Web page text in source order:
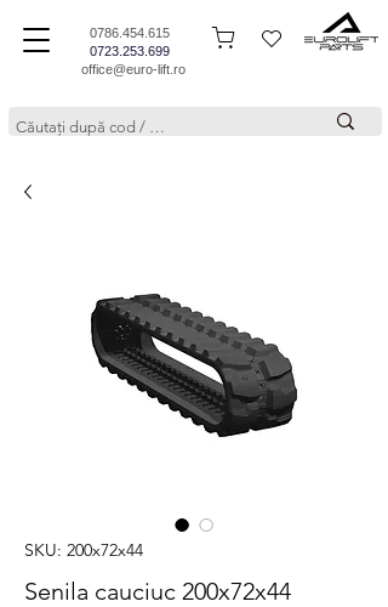
0786.454.615
0723.253.699
office@euro-lift.ro
SKU: 200x72x44
Senila cauciuc 200x72x44